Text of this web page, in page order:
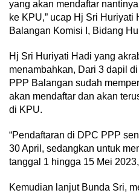
yang akan mendaftar
ke KPU,” ucap Hj Sri Huriyati
Balangan Komisi I, Bidang
Hj Sri Huriyati Hadi yang
menambahkan, Dari 3 dapil
PPP Balangan sudah
akan mendaftar dan akan
di KPU.
“Pendaftaran di DPC PPP
30 April, sedangkan untuk
tanggal 1 hingga 15 Mei
Kemudian lanjut Bunda Sri,